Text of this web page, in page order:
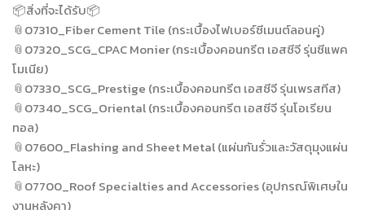
📦สิ่งที่จะได้รับ📦
📎07310_Fiber Cement Tile (กระเบื้องไฟเบอร์ซีเมนต์ลอนคู่)
📎07320_SCG_CPAC Monier (กระเบื้องคอนกรีต เอสซีจี รุ่นซีแพค
โมเนีย)
📎07330_SCG_Prestige (กระเบื้องคอนกรีต เอสซีจี รุ่นเพรสทีส)
📎07340_SCG_Oriental (กระเบื้องคอนกรีต เอสซีจี รุ่นโอเรียน
ทอล)
📎07600_Flashing and Sheet Metal (แผ่นกันรั่วและวัสดุมุงแผ่น
โลหะ)
📎07700_Roof Specialties and Accessories (อุปกรณ์พิเศษใน
งานหลังคา)